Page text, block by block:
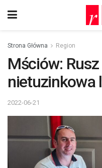
Strona Główna Region
Mściów:
nietuzinkowa
2022-06-21